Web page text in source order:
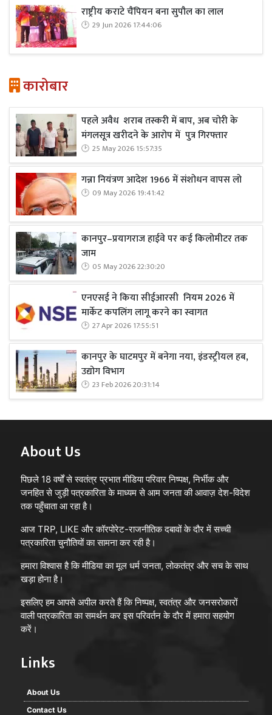
राष्ट्रीय कराटे चैंपियन बना सुपौल का लाल
29 Jun 2026 17:44:06
कारोबार
पहले अवैध शराब तस्करी में बाप, अब चोरी के
मंगलसूत्र खरीदने के आरोप में पुत्र गिरफ्तार
25 May 2026 15:57:35
गन्ना नियंत्रण आदेश 1966 में संशोधन वापस लो
09 May 2026 19:41:42
कानपुर–प्रयागराज हाईवे पर कई किलोमीटर तक
जाम
05 May 2026 22:30:20
एनएसई ने किया सीईआरसी नियम 2026 में
मार्केट कपलिंग लागू करने का स्वागत
27 Apr 2026 17:55:51
कानपुर के घाटमपुर में बनेगा नया, इंडस्ट्रीयल हब,
उद्योग विभाग
23 Feb 2026 20:31:14
About Us
पिछले 18 वर्षों से स्वतंत्र प्रभात मीडिया परिवार निष्पक्ष, निर्भीक और
जनहित से जुड़ी पत्रकारिता के माध्यम से आम जनता की आवाज़ देश-विदेश
तक पहुँचाता आ रहा है।
आज TRP, LIKE और कॉरपोरेट-राजनीतिक दबावों के दौर में सच्ची
पत्रकारिता चुनौतियों का सामना कर रही है।
हमारा विश्वास है कि मीडिया का मूल धर्म जनता, लोकतंत्र और सच के साथ
खड़ा होना है।
इसलिए हम आपसे अपील करते हैं कि निष्पक्ष, स्वतंत्र और जनसरोकारों
वाली पत्रकारिता का समर्थन कर इस परिवर्तन के दौर में हमारा सहयोग
करें।
Links
About Us
Contact Us